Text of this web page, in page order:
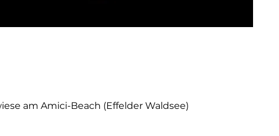
am Amici-Beach (Effelder Waldsee)